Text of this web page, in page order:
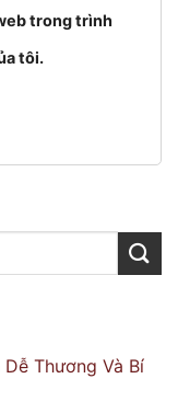
trong trình
tôi.
Thương Và Bí